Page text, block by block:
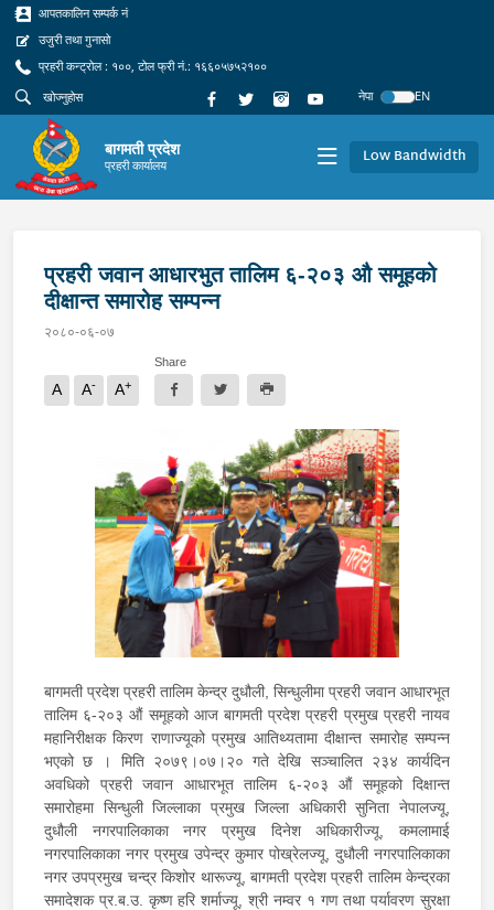
आपतकालिन सम्पर्क नं
उजुरी तथा गुनासो
प्रहरी कन्ट्रोल : १००, टोल फ्री नं.: १६६०५७५२१००
नेपा
EN
बागमती प्रदेश
प्रहरी कार्यालय Low Bandwidth
प्रहरी जवान आधारभुत तालिम ६-२०३ औ समूहको
दीक्षान्त समारोह सम्पन्न‍
२०८०-०६-०७
A A- A+
Share
बागमती प्रदेश प्रहरी तालिम केन्द्र दुधौली, सिन्धुलीमा प्रहरी जवान आधारभूत
तालिम ६-२०३ औं समूहको आज बागमती प्रदेश प्रहरी प्रमुख प्रहरी नायव
महानिरीक्षक किरण राणाज्यूको प्रमुख आतिथ्यतामा दीक्षान्त समारोह सम्पन्न
भएको छ । मिति २०७९।०७।२० गते देखि सञ्चालित २३४ कार्यदिन
अवधिको प्रहरी जवान आधारभूत तालिम ६-२०३ औं समूहको दिक्षान्त
समारोहमा सिन्धुली जिल्लाका प्रमुख जिल्ला अधिकारी सुनिता नेपालज्यू,
दुधौली नगरपालिकाका नगर प्रमुख दिनेश अधिकारीज्यू, कमलामाई
नगरपालिकाका नगर प्रमुख उपेन्द्र कुमार पोख्रेलज्यू, दुधौली नगरपालिकाका
नगर उपप्रमुख चन्द्र किशोर थारूज्यू, बागमती प्रदेश प्रहरी तालिम केन्द्रका
समादेशक प्र.ब.उ. कृष्ण हरि शर्माज्यू, श्री नम्वर १ गण तथा पर्यावरण सुरक्षा